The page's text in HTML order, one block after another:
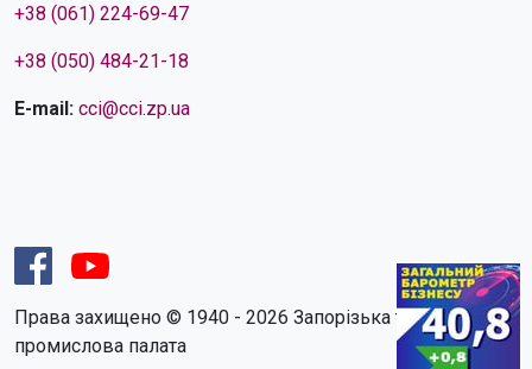
+38 (061) 224-69-47
+38 (050) 484-21-18
E-mail: cci@cci.zp.ua
Права захищено © 1940 - 2026 Запорізька торгово-
промислова палата